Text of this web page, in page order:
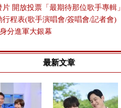
開放投票「最期待那位歌手專輯」
程表(歌手演唱會/簽唱會/記者會)
分進軍大銀幕
最新文章